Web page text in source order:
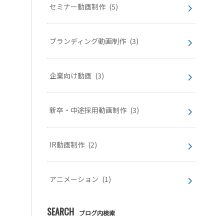
セミナー動画制作 (5)
ブランディング動画制作 (3)
企業向け動画 (3)
新卒・中途採用動画制作 (3)
IR動画制作 (2)
アニメーション (1)
SEARCH ブログ内検索